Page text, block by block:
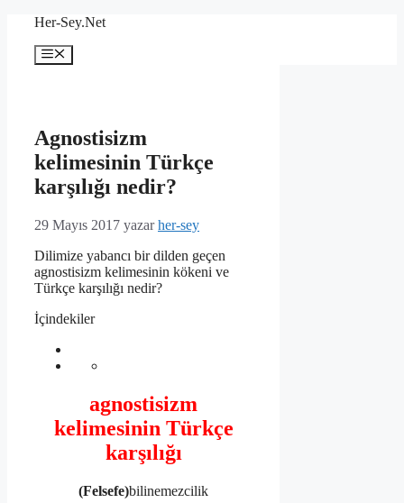
İçeriğeHer-Sey.Net
Menü
Agnostisizm
kelimesinin Türkçe
karşılığı nedir?
29 Mayıs 2017 yazarher-sey
Dilimize yabancı bir dilden geçen
agnostisizm kelimesinin kökeni ve
Türkçe karşılığı nedir?
İçindekiler
agnostisizm
kelimesinin Türkçe
karşılığı
(Felsefe)bilinemezcilik